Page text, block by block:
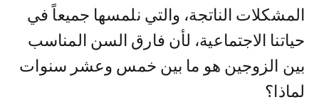
المشكلات الناتجة، والتي نلمسها جميعاً في
حياتنا الاجتماعية، لأن فارق السن المناسب
بين الزوجين هو ما بين خمس وعشر سنوات
لماذا؟